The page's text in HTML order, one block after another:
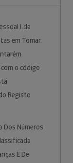
Lda
em Tomar,
o código
Registo
Dos Números
E De